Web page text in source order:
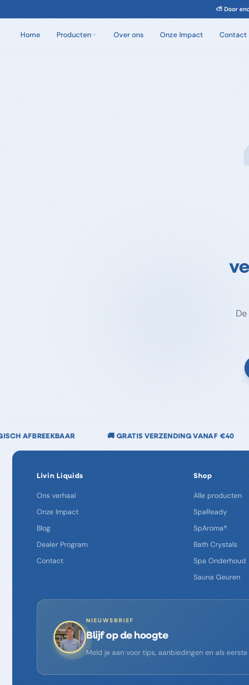
⛅ Door
Home Producten Over ons Onze Impact Contact
VERZENDING VANAF €40 🌿 CHLOORVRIJ & CHLOOR-
Livin Liquids
Ons verhaal
Onze Impact
Blog
Dealer Program
Contact
Shop
Alle producten
SpaReady
SpAroma®
Bath Crystals
Spa Onderhoud
Sauna Geuren
NIEUWSBRIEF
Blijf op de hoogte
Meld je aan voor tips, aanbiedingen en als